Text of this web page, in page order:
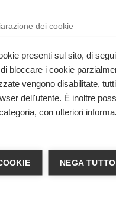
di BLS per
varietà di contesti
https://
dei cookie
presenti sul sito, di
bloccare i cookie
vengono disabilitate,
dell'utente. È inoltre
con ulteriori
NEGA TUTTO